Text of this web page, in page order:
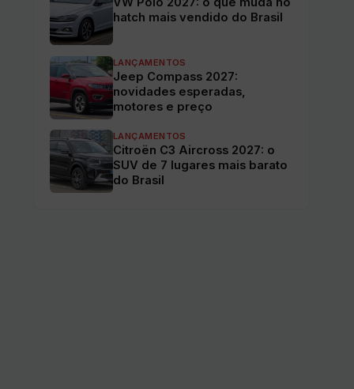
hatch mais vendido do Brasil
LANÇAMENTOS
Jeep Compass 2027:
novidades esperadas,
motores e preço
LANÇAMENTOS
Citroën C3 Aircross 2027: o
SUV de 7 lugares mais barato
do Brasil